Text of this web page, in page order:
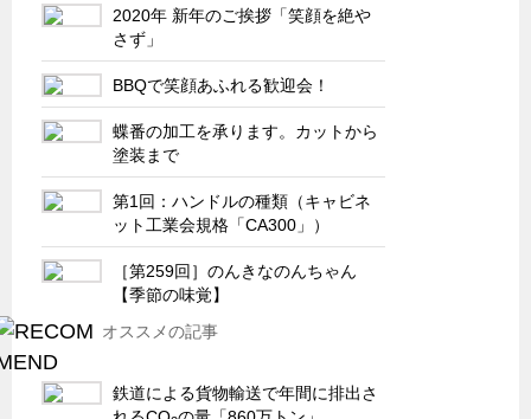
二次電池関連
EV・PHEV充電器関連
再生可能エネルギー
農業関連
半導体製造装置関連
共同溝・無電柱化関連
サーバーラック・エンクロジャー
特装車・バス・トラック関連
フリーザー・フードマシナリー関連
自動販売機・自動改札機関連
2020年 新年のご挨拶「笑顔を絶や
さず」
BBQで笑顔あふれる歓迎会！
蝶番の加工を承ります。カットから
塗装まで
第1回：ハンドルの種類（キャビネ
ット工業会規格「CA300」）
［第259回］のんきなのんちゃん
【季節の味覚】
オススメの記事
鉄道による貨物輸送で年間に排出さ